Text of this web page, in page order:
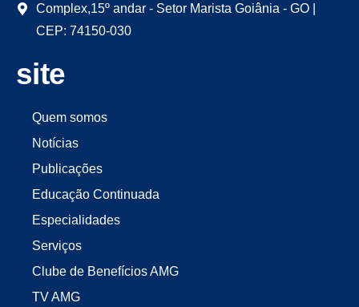
Complex,15º andar - Setor Marista Goiânia - GO |
CEP: 74150-030
site
Quem somos
Notícias
Publicações
Educação Continuada
Especialidades
Serviços
Clube de Benefícios AMG
TV AMG